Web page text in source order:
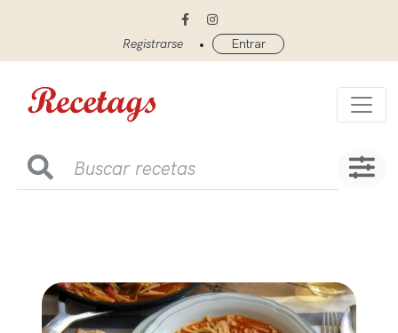
Registrarse • Entrar